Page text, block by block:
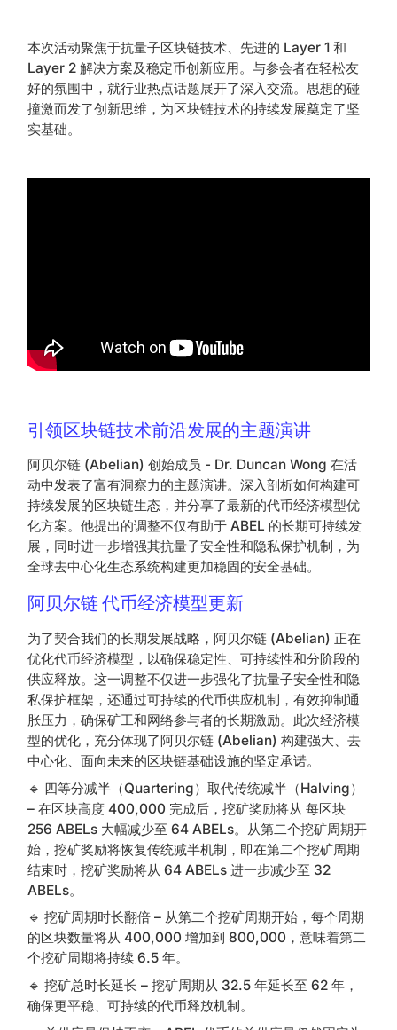
本次活动聚焦于抗量子区块链技术、先进的 Layer 1 和
Layer 2 解决方案及稳定币创新应用。与参会者在轻松友
好的氛围中，就行业热点话题展开了深入交流。思想的碰
撞激而发了创新思维，为区块链技术的持续发展奠定了坚
实基础。
引领区块链技术前沿发展的主题演讲
阿贝尔链 (Abelian) 创始成员 - Dr. Duncan Wong 在活
动中发表了富有洞察力的主题演讲。深入剖析如何构建可
持续发展的区块链生态，并分享了最新的代币经济模型优
化方案。他提出的调整不仅有助于 ABEL 的长期可持续发
展，同时进一步增强其抗量子安全性和隐私保护机制，为
全球去中心化生态系统构建更加稳固的安全基础。
阿贝尔链 代币经济模型更新
为了契合我们的长期发展战略，阿贝尔链 (Abelian) 正在
优化代币经济模型，以确保稳定性、可持续性和分阶段的
供应释放。这一调整不仅进一步强化了抗量子安全性和隐
私保护框架，还通过可持续的代币供应机制，有效抑制通
胀压力，确保矿工和网络参与者的长期激励。此次经济模
型的优化，充分体现了阿贝尔链 (Abelian) 构建强大、去
中心化、面向未来的区块链基础设施的坚定承诺。
🔹 四等分减半（Quartering）取代传统减半（Halving）
– 在区块高度 400,000 完成后，挖矿奖励将从 每区块
256 ABELs 大幅减少至 64 ABELs。从第二个挖矿周期开
始，挖矿奖励将恢复传统减半机制，即在第二个挖矿周期
结束时，挖矿奖励将从 64 ABELs 进一步减少至 32
ABELs。
🔹 挖矿周期时长翻倍 – 从第二个挖矿周期开始，每个周期
的区块数量将从 400,000 增加到 800,000，意味着第二
个挖矿周期将持续 6.5 年。
🔹 挖矿总时长延长 – 挖矿周期从 32.5 年延长至 62 年，
确保更平稳、可持续的代币释放机制。